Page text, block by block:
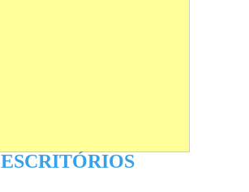
ESCRITÓRIOS